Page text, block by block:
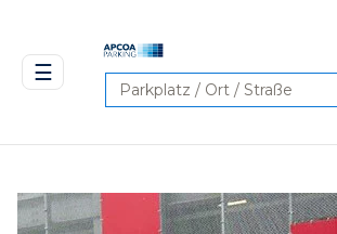
☰ Suchen